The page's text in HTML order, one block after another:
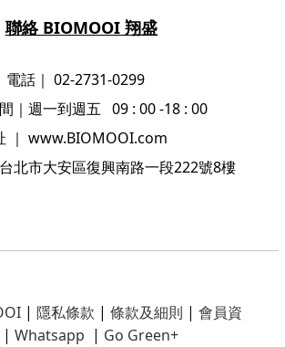
聯絡 BIOMOOI 翔盛
電話｜ 02-2731-0299
｜ 週一到週五 09 : 00 -18 : 00
｜ www.BIOMOOI.com
台北市大安區復興南路一段222號8樓
| 隱私條款 | 條款及細則 | 會員資
| Whatsapp | Go Green+